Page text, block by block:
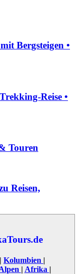
Bergsteigen •
Reise •
Touren
Reisen,
| Kolumbien |
| Afrika |